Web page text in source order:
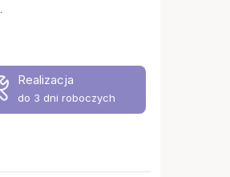
Realizacja
do 3 dni roboczych